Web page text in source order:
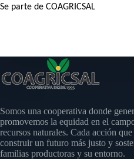
Se parte de COAGRICSAL
Somos una cooperativa donde
promovemos la equidad en el
recursos naturales. Cada acción
construir un futuro más justo y
familias productoras y su entorno.